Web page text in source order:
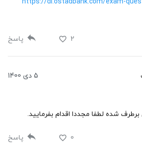
2 پاسخ
5 دی 1400
شده لطفا مجددا اقدام بفرمایید.
0 پاسخ